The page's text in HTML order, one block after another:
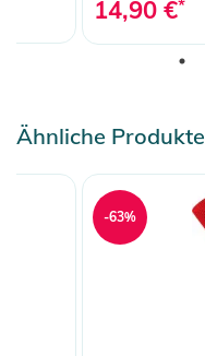
14,90 €*
Ähnliche Produkte
-63%